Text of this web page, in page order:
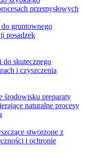
przemysłowych
gruntownego
posadzek
skutecznego
i czyszczenia
środowisku preparaty
naturalne procesy
stworzone z
i ochronie